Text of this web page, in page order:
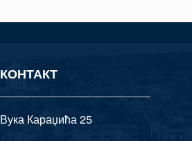
КОНТАКТ
Вука Караџића 25